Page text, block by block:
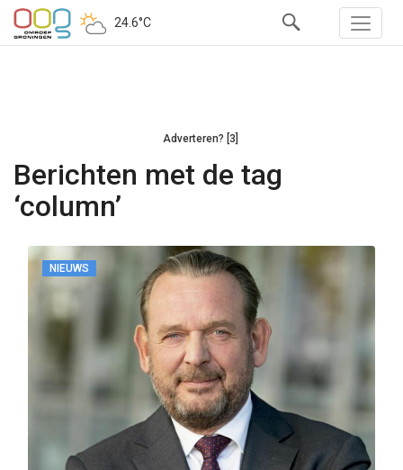
24.6°C
Adverteren? [3]
Berichten met de tag
‘column’
NIEUWS